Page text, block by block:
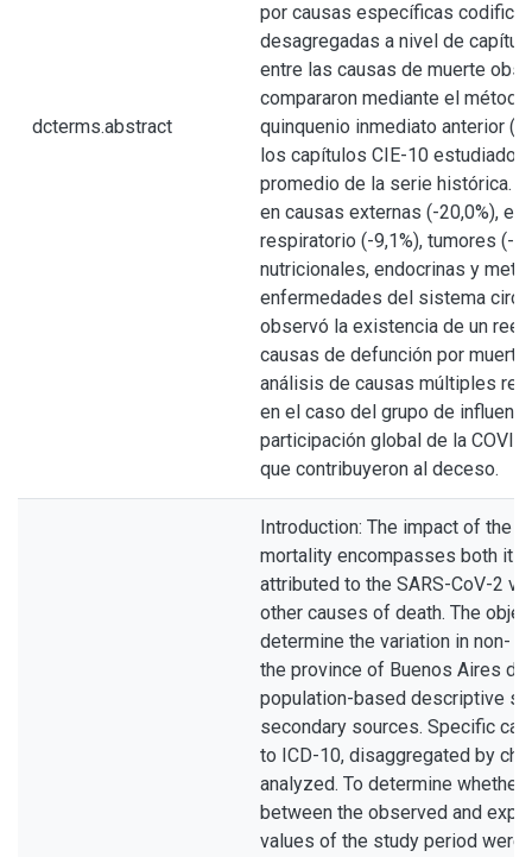
dcterms.abstract
por causas específicas
desagregadas a nivel de
entre las causas de muerte
compararon mediante el
quinquenio inmediato anterior
los capítulos CIE-10
promedio de la serie histórica.
en causas externas (-20,0%),
respiratorio (-9,1%), tumores (-
nutricionales, endocrinas y
enfermedades del sistema
observó la existencia de un
causas de defunción por
análisis de causas múltiples
en el caso del grupo de
participación global de la
que contribuyeron al deceso.
Introduction: The impact of the
mortality encompasses both
attributed to the SARS-CoV-2
other causes of death. The
determine the variation in non-
the province of Buenos Aires
population-based descriptive
secondary sources. Specific
to ICD-10, disaggregated by
analyzed. To determine
between the observed and
values of the study period were